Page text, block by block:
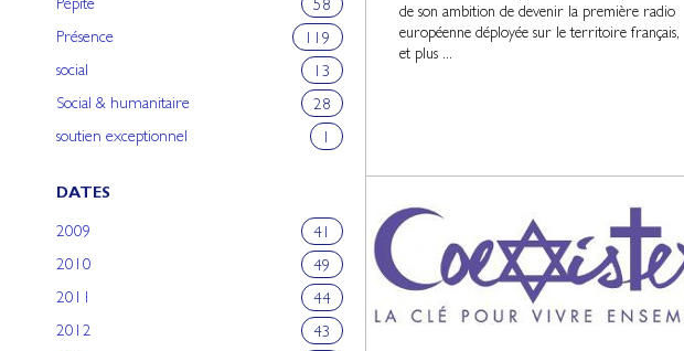
Pépite
58
Présence
119
social
13
Social & humanitaire
28
soutien exceptionnel
1
DATES
2009
41
2010
49
2011
44
2012
43
de son ambition de devenir la première radio
européenne déployée sur le territoire français,
et plus ...